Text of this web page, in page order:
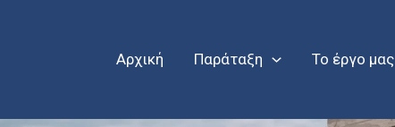
Αρχική Παράταξη Το έργο μας